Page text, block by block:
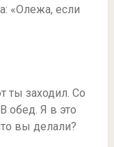
«Олежа, если
ты заходил. Со
обед. Я в это
вы делали?